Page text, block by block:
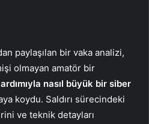
paylaşılan bir vaka analizi,
olmayan amatör bir
nasıl büyük bir siber
koydu. Saldırı sürecindeki
ve teknik detayları